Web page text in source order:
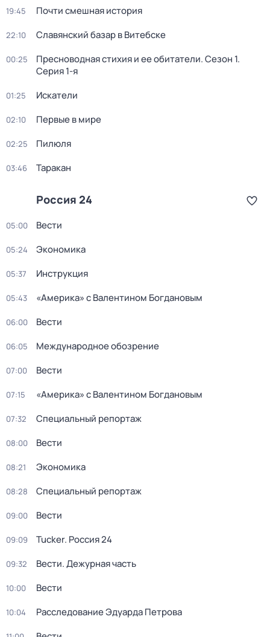
19:45 Почти смешная история
22:10 Славянский базар в Витебске
00:25 Пресноводная стихия и ее обитатели. Сезон 1.
Серия 1-я
01:25 Искатели
02:10 Первые в мире
02:25 Пилюля
03:46 Таракан
Россия 24
05:00 Вести
05:24 Экономика
05:37 Инструкция
05:43 «Америка» с Валентином Богдановым
06:00 Вести
06:05 Международное обозрение
07:00 Вести
07:15 «Америка» с Валентином Богдановым
07:32 Специальный репортаж
08:00 Вести
08:21 Экономика
08:28 Специальный репортаж
09:00 Вести
09:09 Tucker. Россия 24
09:32 Вести. Дежурная часть
10:00 Вести
10:04 Расследование Эдуарда Петрова